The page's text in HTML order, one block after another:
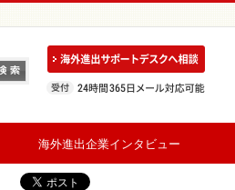
海外進出企業インタビュー